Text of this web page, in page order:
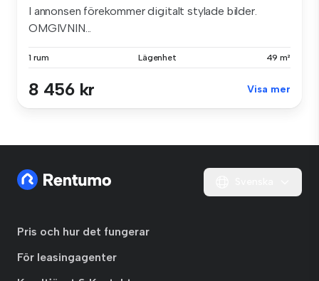
I annonsen förekommer digitalt stylade bilder.
OMGIVNIN...
1 rum Lägenhet 49 m²
8 456 kr Visa mer
Pris och hur det fungerar
För leasingagenter